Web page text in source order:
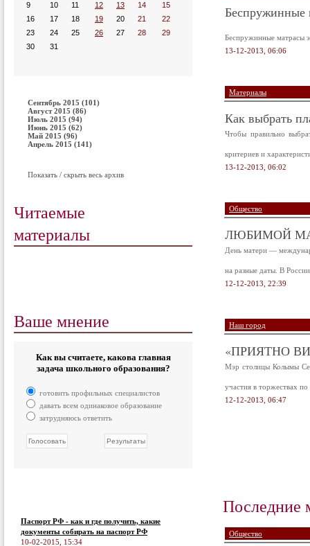
9
10 11 12 13 14
15
16
17 18 19 20 21
22
23
24 25 26 27 28
29
30
31
Сентябрь 2015 (101)
Август 2015 (86)
Июль 2015 (94)
Июнь 2015 (62)
Май 2015 (96)
Апрель 2015 (141)
Показать / скрыть весь архив
Читаемые
материалы
Ваше мнение
Как вы считаете, какова главная
задача школьного образования?
готовить профильных специалистов
давать всем одинаковое образование
затрудняюсь ответить
Паспорт РФ - как и где получить, какие
документы собирать на паспорт РФ
10-02-2015, 15:34
Беспружинные
Беспружинные матрасы
13-12-2013, 06:06
Материалы
Как выбрать
Чтобы правильно
критериев и
13-12-2013, 06:02
Общество
ЛЮБИМОЙ
День матери —
на разные даты. В
12-12-2013, 22:39
Наш город
«ПРИЯТНО
Мэр столицы Колымы
участия в торжествах
12-12-2013, 06:47
Последние
Общество